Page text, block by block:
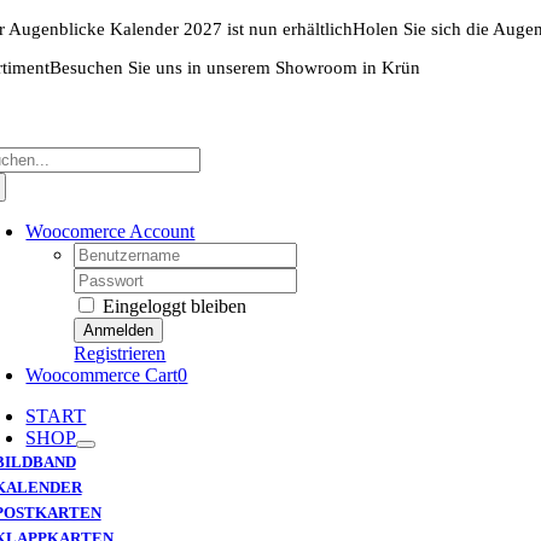
Zum
Inhalt
springen
Augenblicke Kalender 2027 ist nun erhältlichHolen Sie sich die
Besuchen Sie uns in unserem Showroom in Krün
Woocomerce Account
Username:
Password:
Eingeloggt bleiben
Registrieren
Woocommerce Cart0
START
SHOP